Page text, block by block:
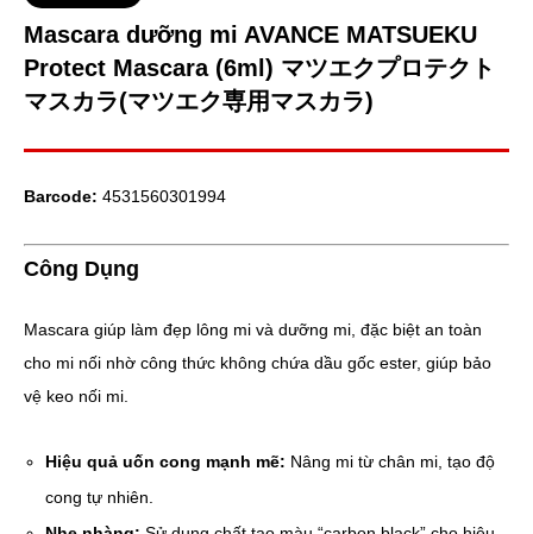
Mascara dưỡng mi AVANCE MATSUEKU
Protect Mascara (6ml) マツエクプロテクト
マスカラ(マツエク専用マスカラ)
Barcode: 4531560301994
Công Dụng
Mascara giúp làm đẹp lông mi và dưỡng mi, đặc biệt an toàn
cho mi nối nhờ công thức không chứa dầu gốc ester, giúp bảo
vệ keo nối mi.
Hiệu quả uốn cong mạnh mẽ: Nâng mi từ chân mi, tạo độ
cong tự nhiên.